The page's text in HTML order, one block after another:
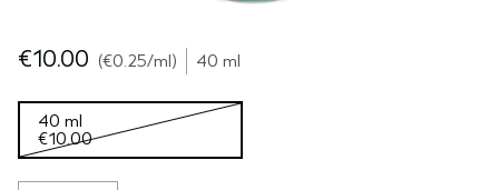
€10.00 €0.25/ml 40 ml
40 ml
€10.00